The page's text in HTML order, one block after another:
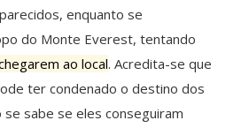
enquanto se
do Monte Everest, tentando
ao local. Acredita-se que
ter condenado o destino dos
se sabe se eles conseguiram